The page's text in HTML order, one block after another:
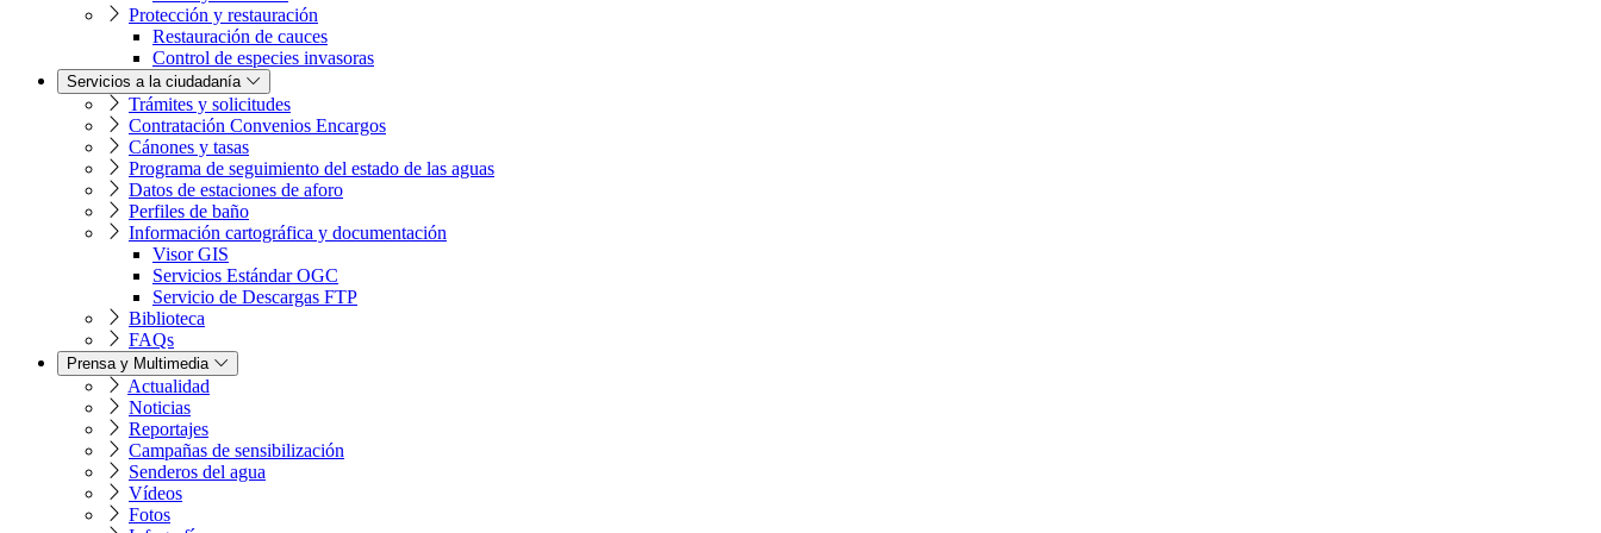
Protección y restauración
Restauración de cauces
Control de especies invasoras
Servicios a la ciudadanía
Trámites y solicitudes
Contratación Convenios Encargos
Cánones y tasas
Programa de seguimiento del estado de las aguas
Datos de estaciones de aforo
Perfiles de baño
Información cartográfica y documentación
Visor GIS
Servicios Estándar OGC
Servicio de Descargas FTP
Biblioteca
FAQs
Prensa y Multimedia
Actualidad
Noticias
Reportajes
Campañas de sensibilización
Senderos del agua
Vídeos
Fotos